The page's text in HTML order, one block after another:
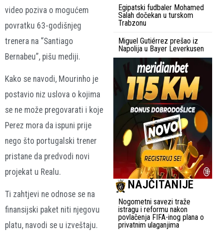
video poziva o mogućem
povratku 63-godišnjeg
trenera na “Santiago
Bernabeu”, pišu mediji.
Kako se navodi, Mourinho je
postavio niz uslova o kojima
se ne može pregovarati i koje
Perez mora da ispuni prije
nego što portugalski trener
pristane da predvodi novi
projekat u Realu.
Ti zahtjevi ne odnose se na
finansijski paket niti njegovu
platu, navodi se u izveštaju.
Egipatski fudbaler Mohamed
Salah dočekan u turskom
Trabzonu
Miguel Gutiérrez prešao iz
Napolija u Bayer Leverkusen
NAJČITANIJE
Nogometni savezi traže
istragu i reformu nakon
povlačenja FIFA-inog plana o
privatnim ulaganjima